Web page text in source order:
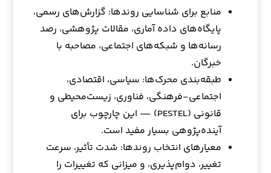
منابع برای شناسایی روندها: گزارش‌های رسمی،
پایگاه‌های داده آماری، مقالات پژوهشی، رصد
رسانه‌ها و شبکه‌های اجتماعی، مصاحبه با
خبرگان.
طبقه‌بندی محرک‌ها: سیاسی، اقتصادی،
اجتماعی-فرهنگی، فناوری، زیست‌محیطی و
قانونی (PESTEL) — این چارچوب برای
آینده‌پژوهی بسیار مفید است.
معیارهای انتخاب روندها: شدت تأثیر، سرعت
تغییر، دوام‌پذیری، و میزانی که تغییرات را